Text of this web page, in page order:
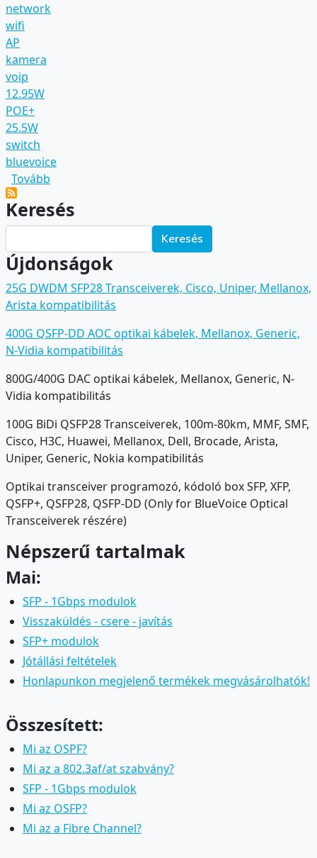
Keresés
Újdonságok
25G DWDM SFP28 Transceiverek, Cisco, Uniper, Mellanox,
Arista kompatibilitás
400G QSFP-DD AOC optikai kábelek, Mellanox, Generic,
N-Vidia kompatibilitás
800G/400G DAC optikai kábelek, Mellanox, Generic, N-
Vidia kompatibilitás
100G BiDi QSFP28 Transceiverek, 100m-80km, MMF, SMF,
Cisco, H3C, Huawei, Mellanox, Dell, Brocade, Arista,
Uniper, Generic, Nokia kompatibilitás
Optikai transceiver programozó, kódoló box SFP, XFP,
QSFP+, QSFP28, QSFP-DD (Only for BlueVoice Optical
Transceiverek részére)
Népszerű tartalmak
Mai:
SFP - 1Gbps modulok
Visszaküldés - csere - javítás
SFP+ modulok
Jótállási feltételek
Honlapunkon megjelenő termékek megvásárolhatók!
Összesített:
Mi az OSPF?
Mi az a 802.3af/at szabvány?
SFP - 1Gbps modulok
Mi az OSFP?
Mi az a Fibre Channel?
network
wifi
AP
kamera
voip
12.95W
POE+
25.5W
switch
bluevoice
Tovább